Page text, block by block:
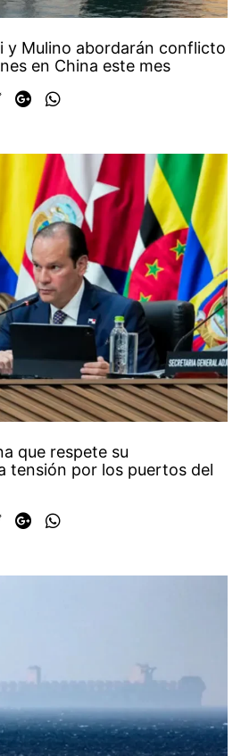
y Mulino abordarán conflicto
en China este mes
que respete su
tensión por los puertos del